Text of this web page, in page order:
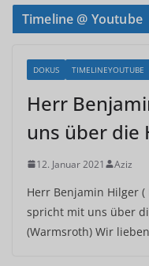
Timeline @ Youtube
DOKUS TIMELINEYOUTUBE
Herr
uns über die
12. Januar 2021 Aziz
Herr Benjamin Hilger (
spricht mit uns über
(Warmsroth) Wir lieben